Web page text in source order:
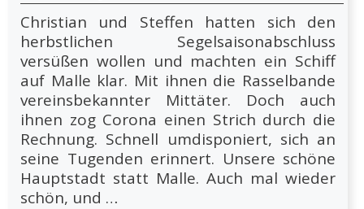
Christian und Steffen hatten sich den
herbstlichen Segelsaisonabschluss
versüßen wollen und machten ein Schiff
auf Malle klar. Mit ihnen die Rasselbande
vereinsbekannter Mittäter. Doch auch
ihnen zog Corona einen Strich durch die
Rechnung. Schnell umdisponiert, sich an
seine Tugenden erinnert. Unsere schöne
Hauptstadt statt Malle. Auch mal wieder
schön, und …